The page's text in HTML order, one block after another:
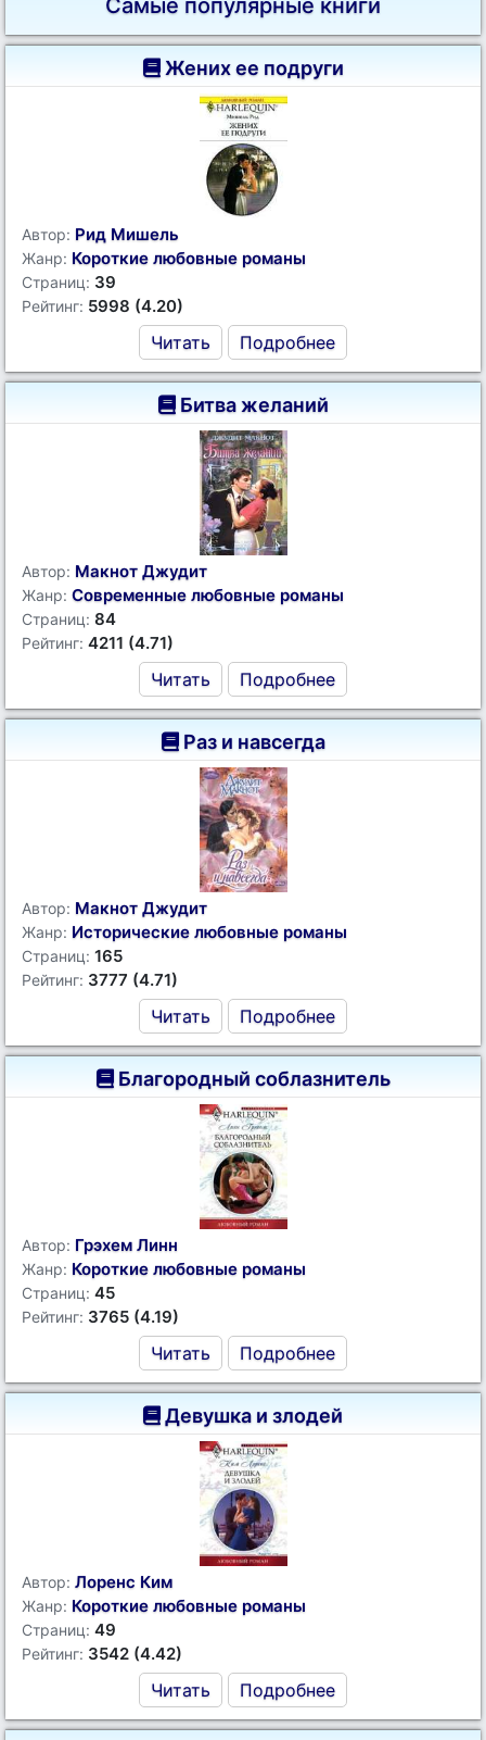
Самые популярные книги
Жених ее подруги
Автор: Рид Мишель
Жанр: Короткие любовные романы
Страниц: 39
Рейтинг: 5998 (4.20)
Читать Подробнее
Битва желаний
Автор: Макнот Джудит
Жанр: Современные любовные романы
Страниц: 84
Рейтинг: 4211 (4.71)
Читать Подробнее
Раз и навсегда
Автор: Макнот Джудит
Жанр: Исторические любовные романы
Страниц: 165
Рейтинг: 3777 (4.71)
Читать Подробнее
Благородный соблазнитель
Автор: Грэхем Линн
Жанр: Короткие любовные романы
Страниц: 45
Рейтинг: 3765 (4.19)
Читать Подробнее
Девушка и злодей
Автор: Лоренс Ким
Жанр: Короткие любовные романы
Страниц: 49
Рейтинг: 3542 (4.42)
Читать Подробнее